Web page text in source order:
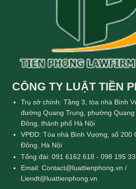
CÔNG TY LUẬT TIỀN
Trụ sở chính: Tầng 3, tòa nhà Bình
đường Quang Trung, phường Quang
Đông, thành phố Hà Nội
VPĐD: Tòa nhà Bình Vượng, số 200
Đông, Hà Nội
Tổng đài: 091 6162 618 - 098 195
Email: Contact@luattienphong.vn /
Liendt@luattienphong.vn